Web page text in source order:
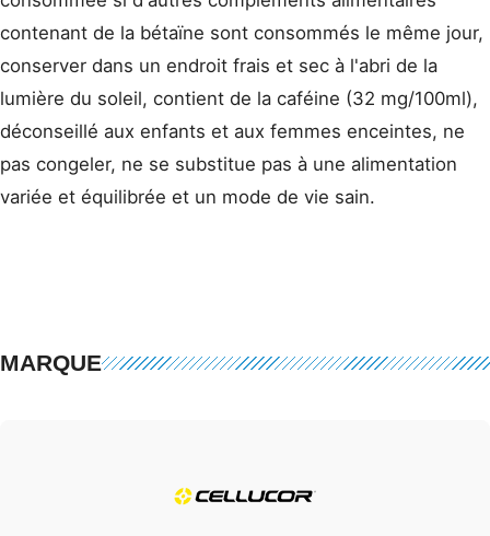
contenant de la bétaïne sont consommés le même jour,
conserver dans un endroit frais et sec à l'abri de la
lumière du soleil, contient de la caféine (32 mg/100ml),
déconseillé aux enfants et aux femmes enceintes, ne
pas congeler, ne se substitue pas à une alimentation
variée et équilibrée et un mode de vie sain.
MARQUE